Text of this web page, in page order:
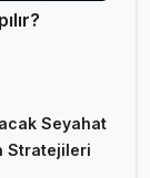
Seyahat
Stratejileri